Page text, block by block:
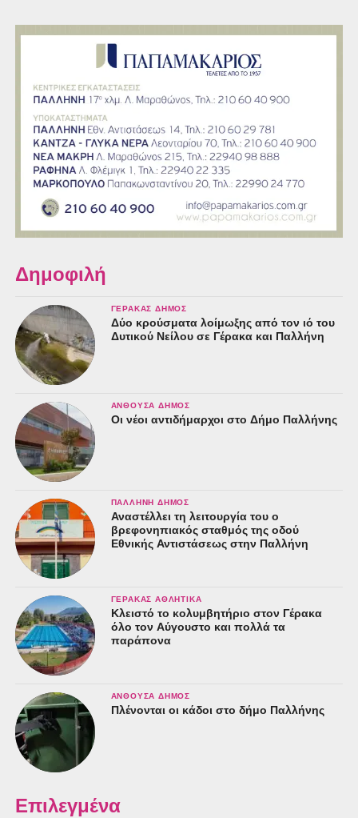
Δημοφιλή
ΓΈΡΑΚΑΣ ΔΉΜΟΣ
Δύο κρούσματα λοίμωξης από τον ιό του
Δυτικού Νείλου σε Γέρακα και Παλλήνη
ΑΝΘΟΎΣΑ ΔΉΜΟΣ
Οι νέοι αντιδήμαρχοι στο Δήμο Παλλήνης
ΠΑΛΛΉΝΗ ΔΉΜΟΣ
Αναστέλλει τη λειτουργία του ο
βρεφονηπιακός σταθμός της οδού
Εθνικής Αντιστάσεως στην Παλλήνη
ΓΈΡΑΚΑΣ ΑΘΛΗΤΙΚΆ
Κλειστό το κολυμβητήριο στον Γέρακα
όλο τον Αύγουστο και πολλά τα
παράπονα
ΑΝΘΟΎΣΑ ΔΉΜΟΣ
Πλένονται οι κάδοι στο δήμο Παλλήνης
Επιλεγμένα